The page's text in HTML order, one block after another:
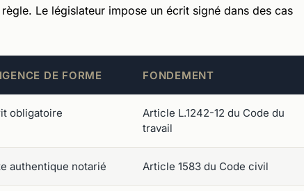
Le législateur impose un écrit signé dans des cas
DE FORME FONDEMENT
obligatoire
Article L.1242-12 du Code du
travail
authentique notarié Article 1583 du Code civil